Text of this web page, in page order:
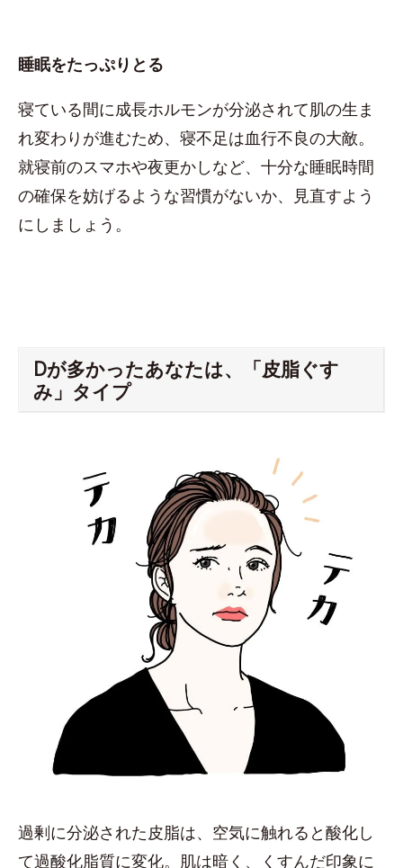
睡眠をたっぷりとる
寝ている間に成長ホルモンが分泌されて肌の生ま
れ変わりが進むため、寝不足は血行不良の大敵。
就寝前のスマホや夜更かしなど、十分な睡眠時間
の確保を妨げるような習慣がないか、見直すよう
にしましょう。
Dが多かったあなたは、「皮脂ぐす
み」タイプ
過剰に分泌された皮脂は、空気に触れると酸化し
て過酸化脂質に変化。肌は暗く、くすんだ印象に